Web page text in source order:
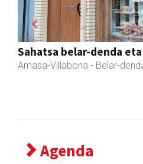
Fleming Herri Eskola
Amasa-Villabona - Hezkuntza
Previous
Agenda